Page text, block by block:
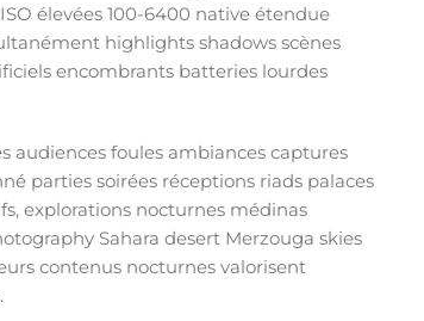
élevées 100-6400 native étendue
highlights shadows scènes
encombrants batteries lourdes
audiences foules ambiances captures
parties soirées réceptions riads palaces
explorations nocturnes médinas
Sahara desert Merzouga skies
contenus nocturnes valorisent